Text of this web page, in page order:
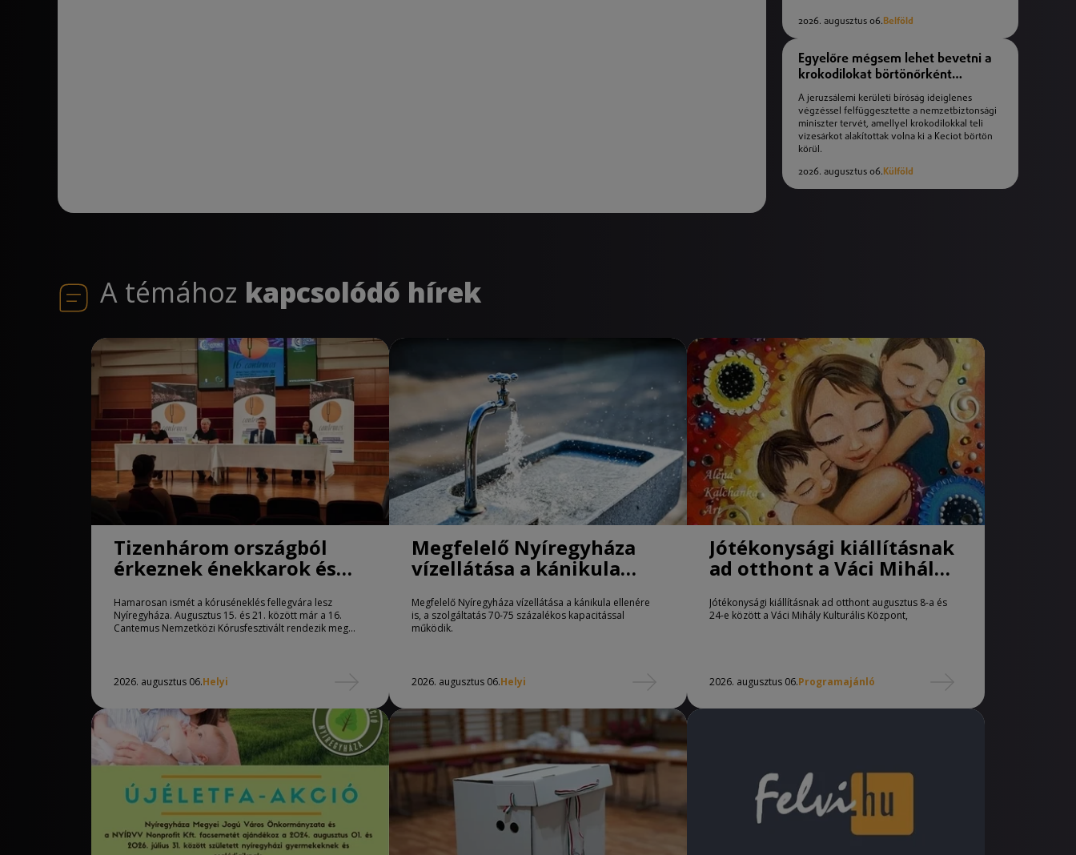
2026. augusztus 06.Belföld
Egyelőre mégsem lehet bevetni a
krokodilokat börtönőrként
Izraelben
A jeruzsálemi kerületi bíróság ideiglenes
végzéssel felfüggesztette a nemzetbiztonsági
miniszter tervét, amellyel krokodilokkal teli
vizesárkot alakítottak volna ki a Keciot börtön
körül.
2026. augusztus 06. Külföld
A témához kapcsolódó hírek
Tizenhárom országból
érkeznek énekkarok és
Nyíregyházára
Hamarosan ismét a kóruséneklés fellegvára lesz
Nyíregyháza. Augusztus 15. és 21. között már a 16.
Cantemus Nemzetközi Kórusfesztivált rendezik meg...
2026. augusztus 06.Helyi
Megfelelő Nyíregyháza
vízellátása a kánikula
Megfelelő Nyíregyháza vízellátása a kánikula ellenére
is, a szolgáltatás 70-75 százalékos kapacitással
működik.
2026. augusztus 06.Helyi
Jótékonysági kiállításnak
ad otthont a Váci Mihály
Jótékonysági kiállításnak ad otthont augusztus 8-a és
24-e között a Váci Mihály Kulturális Központ,
2026. augusztus 06.Programajánló